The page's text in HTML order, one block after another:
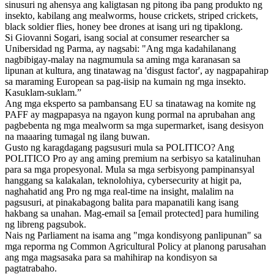
sinusuri ng ahensya ang kaligtasan ng pitong iba pang produkto ng
insekto, kabilang ang mealworms, house crickets, striped crickets,
black soldier flies, honey bee drones at isang uri ng tipaklong.
Si Giovanni Sogari, isang social at consumer researcher sa
Unibersidad ng Parma, ay nagsabi: "Ang mga kadahilanang
nagbibigay-malay na nagmumula sa aming mga karanasan sa
lipunan at kultura, ang tinatawag na 'disgust factor', ay nagpapahirap
sa maraming European sa pag-iisip na kumain ng mga insekto.
Kasuklam-suklam.”
Ang mga eksperto sa pambansang EU sa tinatawag na komite ng
PAFF ay magpapasya na ngayon kung pormal na aprubahan ang
pagbebenta ng mga mealworm sa mga supermarket, isang desisyon
na maaaring tumagal ng ilang buwan.
Gusto ng karagdagang pagsusuri mula sa POLITICO? Ang
POLITICO Pro ay ang aming premium na serbisyo sa katalinuhan
para sa mga propesyonal. Mula sa mga serbisyong pampinansyal
hanggang sa kalakalan, teknolohiya, cybersecurity at higit pa,
naghahatid ang Pro ng mga real-time na insight, malalim na
pagsusuri, at pinakabagong balita para mapanatili kang isang
hakbang sa unahan. Mag-email sa [email protected] para humiling
ng libreng pagsubok.
Nais ng Parliament na isama ang "mga kondisyong panlipunan" sa
mga reporma ng Common Agricultural Policy at planong parusahan
ang mga magsasaka para sa mahihirap na kondisyon sa
pagtatrabaho.